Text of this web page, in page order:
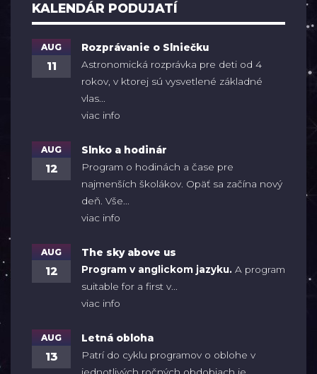
KALENDÁR PODUJATÍ
AUG
11
Rozprávanie o Slniečku
Astronomická rozprávka pre deti od 4
rokov, v ktorej sú vysvetlené základné
vlas...
viac info
AUG
12
Slnko a hodinár
Program o hodinách a čase pre
najmenších školákov. Opäť sa začína nový
deň. Vše...
viac info
AUG
12
The sky above us
Program v anglickom jazyku. A program
suitable for a first v...
viac info
AUG
13
Letná obloha
Patrí do cyklu programov o oblohe v